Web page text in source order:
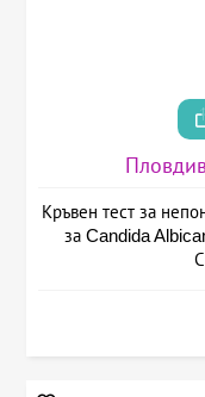
Пловдив
Кръвен тест за
за Candida